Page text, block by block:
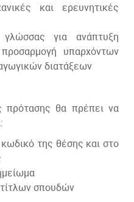
και ερευνητικές
για ανάπτυξη
υπαρχόντων
διατάξεων
θα πρέπει να
της θέσης και στο
σπουδών